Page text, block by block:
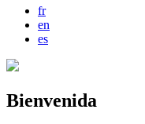
fr
en
es
Bienvenida